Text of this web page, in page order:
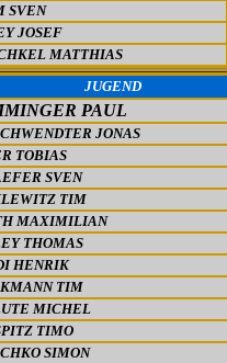
SVEN
JOSEF
MATTHIAS
JUGEND
PAUL
JONAS
TOBIAS
SVEN
TIM
MAXIMILIAN
THOMAS
HENRIK
TIM
MICHEL
TIMO
SIMON